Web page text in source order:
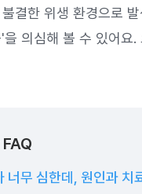
결한 위생 환경으로
의심해 볼 수 있어요
FAQ
너무 심한데, 원인과 치